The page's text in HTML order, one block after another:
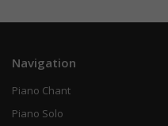
Navigation
Piano Chant
Piano Solo